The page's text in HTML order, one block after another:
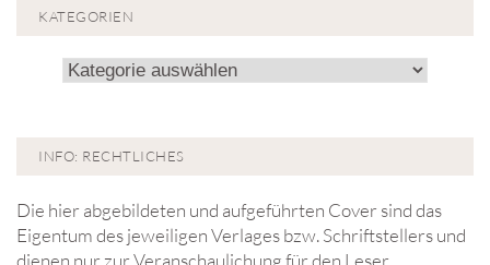
KATEGORIEN
Kategorien
INFO: RECHTLICHES
Die hier abgebildeten und aufgeführten Cover sind das
Eigentum des jeweiligen Verlages bzw. Schriftstellers und
dienen nur zur Veranschaulichung für den Leser.